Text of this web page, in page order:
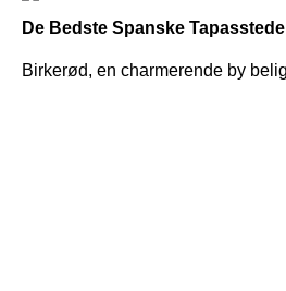
De Bedste Spanske
Birkerød, en charmerende by